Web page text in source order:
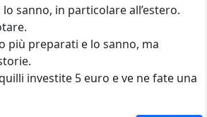
sanno, in particolare all’estero.
più preparati e lo sanno, ma
investite 5 euro e ve ne fate una